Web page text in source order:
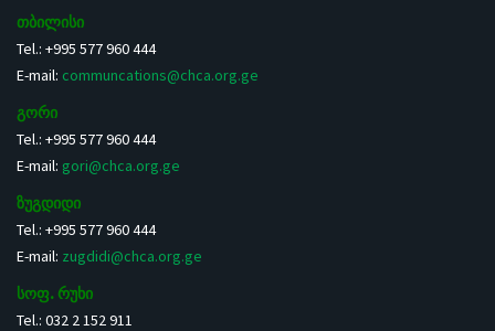
თბილისი
Tel.: +995 577 960 444
E-mail: communcations@chca.org.ge
გორი
Tel.: +995 577 960 444
E-mail: gori@chca.org.ge
ზუგდიდი
Tel.: +995 577 960 444
E-mail: zugdidi@chca.org.ge
სოფ. რუხი
Tel.: 032 2 152 911